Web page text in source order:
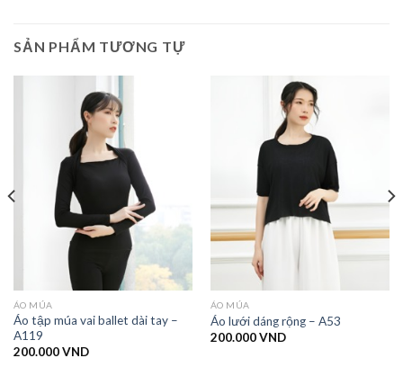
SẢN PHẨM TƯƠNG TỰ
ÁO MÚA
Áo tập múa vai ballet dài tay –
A119
200.000VND
ÁO MÚA
Áo lưới dáng rộng – A53
200.000VND